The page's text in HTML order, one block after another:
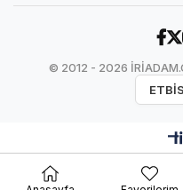
© 2012 - 2026